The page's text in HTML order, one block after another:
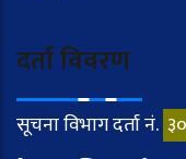
दर्ता विवरण
सूचना विभाग दर्ता नं.